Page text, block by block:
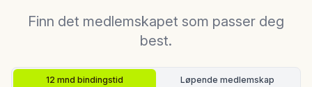
Finn det medlemskapet som passer deg
best.
12 mnd bindingstid Løpende medlemskap